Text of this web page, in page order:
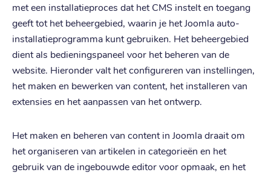
met een installatieproces dat het CMS instelt en toegang
geeft tot het beheergebied, waarin je het Joomla auto-
installatieprogramma kunt gebruiken. Het beheergebied
dient als bedieningspaneel voor het beheren van de
website. Hieronder valt het configureren van instellingen,
het maken en bewerken van content, het installeren van
extensies en het aanpassen van het ontwerp.
Het maken en beheren van content in Joomla draait om
het organiseren van artikelen in categorieën en het
gebruik van de ingebouwde editor voor opmaak, en het